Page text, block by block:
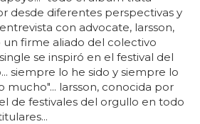
desde diferentes perspectivas y
con advocate, larsson,
un firme aliado del colectivo
se inspiró en el festival del
siempre lo he sido y siempre lo
mucho"... larsson, conocida por
de festivales del orgullo en todo